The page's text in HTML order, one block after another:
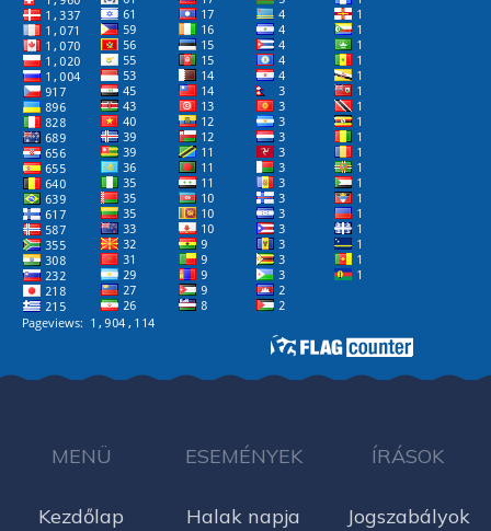
MENÜ
Kezdőlap
ESEMÉNYEK
Halak napja
ÍRÁSOK
Jogszabályok